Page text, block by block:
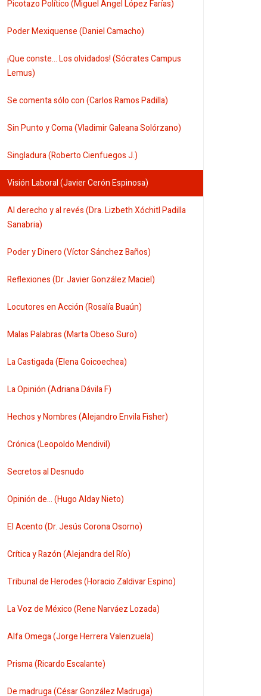
Picotazo Político (Miguel Ángel López Farías)
Poder Mexiquense (Daniel Camacho)
¡Que conste... Los olvidados! (Sócrates Campus
Lemus)
Se comenta sólo con (Carlos Ramos Padilla)
Sin Punto y Coma (Vladimir Galeana Solórzano)
Singladura (Roberto Cienfuegos J.)
Visión Laboral (Javier Cerón Espinosa)
Al derecho y al revés (Dra. Lizbeth Xóchitl Padilla
Sanabria)
Poder y Dinero (Víctor Sánchez Baños)
Reflexiones (Dr. Javier González Maciel)
Locutores en Acción (Rosalía Buaún)
Malas Palabras (Marta Obeso Suro)
La Castigada (Elena Goicoechea)
La Opinión (Adriana Dávila F)
Hechos y Nombres (Alejandro Envila Fisher)
Crónica (Leopoldo Mendivil)
Secretos al Desnudo
Opinión de... (Hugo Alday Nieto)
El Acento (Dr. Jesús Corona Osorno)
Crítica y Razón (Alejandra del Río)
Tribunal de Herodes (Horacio Zaldivar Espino)
La Voz de México (Rene Narváez Lozada)
Alfa Omega (Jorge Herrera Valenzuela)
Prisma (Ricardo Escalante)
De madruga (César González Madruga)